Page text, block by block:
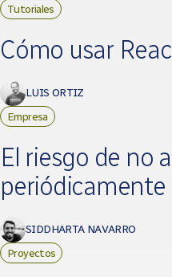
Tutoriales
Cómo usar
LUIS ORTIZ
Empresa
El riesgo de no
periódicamente
SIDDHARTA NAVARRO
Proyectos
Pàgines